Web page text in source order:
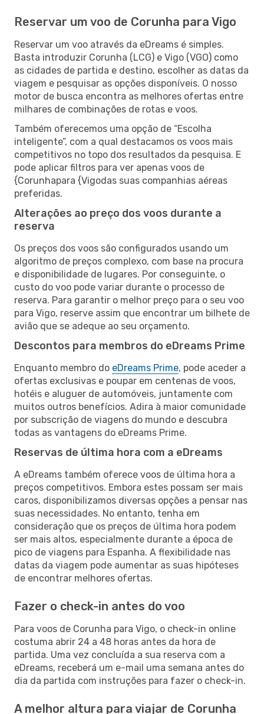
Reservar um voo de Corunha para Vigo
Reservar um voo através da eDreams é simples.
Basta introduzir Corunha (LCG) e Vigo (VGO) como
as cidades de partida e destino, escolher as datas da
viagem e pesquisar as opções disponíveis. O nosso
motor de busca encontra as melhores ofertas entre
milhares de combinações de rotas e voos.
Também oferecemos uma opção de “Escolha
inteligente”, com a qual destacamos os voos mais
competitivos no topo dos resultados da pesquisa. E
pode aplicar filtros para ver apenas voos de
{Corunhapara {Vigodas suas companhias aéreas
preferidas.
Alterações ao preço dos voos durante a
reserva
Os preços dos voos são configurados usando um
algoritmo de preços complexo, com base na procura
e disponibilidade de lugares. Por conseguinte, o
custo do voo pode variar durante o processo de
reserva. Para garantir o melhor preço para o seu voo
para Vigo, reserve assim que encontrar um bilhete de
avião que se adeque ao seu orçamento.
Descontos para membros do eDreams Prime
Enquanto membro do eDreams Prime, pode aceder a
ofertas exclusivas e poupar em centenas de voos,
hotéis e aluguer de automóveis, juntamente com
muitos outros benefícios. Adira à maior comunidade
por subscrição de viagens do mundo e descubra
todas as vantagens do eDreams Prime.
Reservas de última hora com a eDreams
A eDreams também oferece voos de última hora a
preços competitivos. Embora estes possam ser mais
caros, disponibilizamos diversas opções a pensar nas
suas necessidades. No entanto, tenha em
consideração que os preços de última hora podem
ser mais altos, especialmente durante a época de
pico de viagens para Espanha. A flexibilidade nas
datas da viagem pode aumentar as suas hipóteses
de encontrar melhores ofertas.
Fazer o check-in antes do voo
Para voos de Corunha para Vigo, o check-in online
costuma abrir 24 a 48 horas antes da hora de
partida. Uma vez concluída a sua reserva com a
eDreams, receberá um e-mail uma semana antes do
dia da partida com instruções para fazer o check-in.
A melhor altura para viajar de Corunha